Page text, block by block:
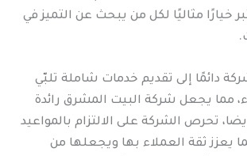
خيارًا مثاليًا لكل من يبحث عن التميز في
دائمًا إلى تقديم خدمات شاملة تلبّي
مما يجعل شركة البيت المشرق رائدة
تحرص الشركة على الالتزام بالمواعيد
يعزز ثقة العملاء بها ويجعلها من